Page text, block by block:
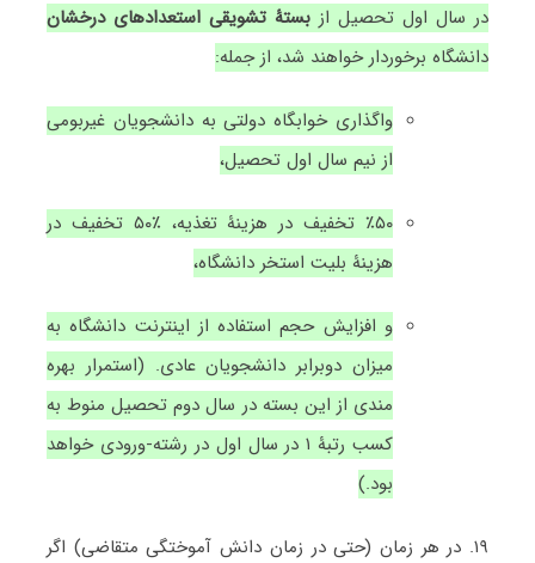
در سال اول تحصیل از بستۀ تشویقی استعدادهای درخشان
دانشگاه برخوردار خواهند شد، از جمله:
واگذاری خوابگاه دولتی به دانشجویان غیربومی
از نیم سال اول تحصیل،
٪۵۰ تخفیف در هزینۀ تغذیه، ٪۵۰ تخفیف در
هزینۀ بلیت استخر دانشگاه،
و افزایش حجم استفاده از اینترنت دانشگاه به
میزان دوبرابر دانشجویان عادی. (استمرار بهره
مندی از این بسته در سال دوم تحصیل منوط به
کسب رتبۀ ۱ در سال اول در رشته-ورودی خواهد
بود.)
۱۹. در هر زمان (حتی در زمان دانش آموختگی متقاضی) اگر